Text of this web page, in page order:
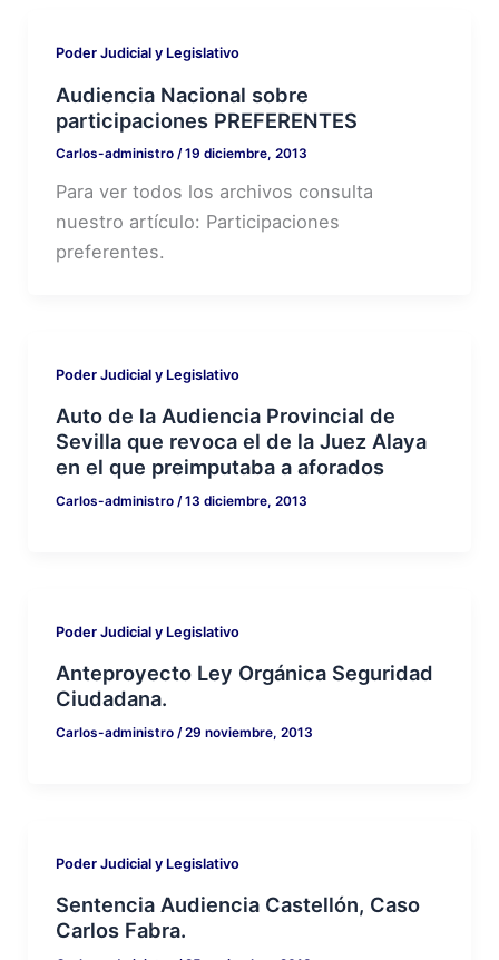
Poder Judicial y Legislativo
Audiencia Nacional sobre
participaciones PREFERENTES
Carlos-administro /19 diciembre, 2013
Para ver todos los archivos consulta
nuestro artículo: Participaciones
preferentes.
Poder Judicial y Legislativo
Auto de la Audiencia Provincial de
Sevilla que revoca el de la Juez Alaya
en el que preimputaba a aforados
Carlos-administro /13 diciembre, 2013
Poder Judicial y Legislativo
Anteproyecto Ley Orgánica Seguridad
Ciudadana.
Carlos-administro /29 noviembre, 2013
Poder Judicial y Legislativo
Sentencia Audiencia Castellón, Caso
Carlos Fabra.